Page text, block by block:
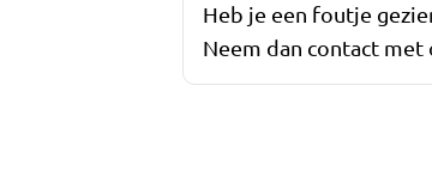
Heb je een foutje
Neem dan contact met